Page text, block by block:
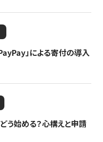
」による寄付の導入
う始める？心構えと申請